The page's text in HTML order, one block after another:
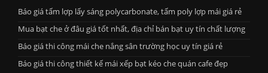
Báo giá tấm lợp lấy sáng polycarbonate, tấm poly lợp mái giá rẻ
Mua bạt che ở đâu giá tốt nhất, địa chỉ bán bạt uy tín chất lượng
Báo giá thi công mái che nắng sân trường học uy tín giá rẻ
Báo giá thi công thiết kế mái xếp bạt kéo che quán cafe đẹp